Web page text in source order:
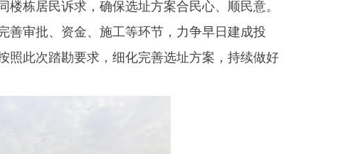
栋居民诉求，确保选址方案合民心、顺民意。
善审批、资金、施工等环节，力争早日建成投
照此次踏勘要求，细化完善选址方案，持续做好